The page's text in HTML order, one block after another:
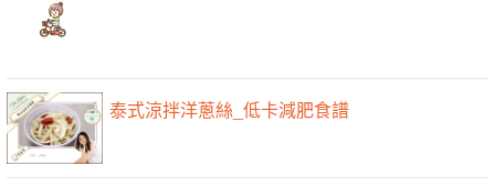
泰式涼拌洋蔥絲_低卡減肥食譜